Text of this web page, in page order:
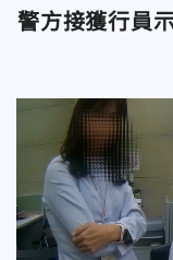
警方接獲行員